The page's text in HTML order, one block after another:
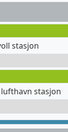
stasjon
stasjon